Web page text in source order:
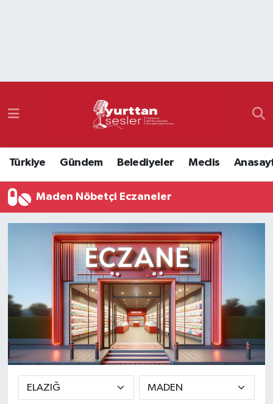
Türkiye Gündem Belediyeler Meclis
Maden Nöbetçi Eczaneler
Namaz Vakitleri
Süper Lig Puan Durumu ve Fikstür
Tüm Manşetler
Son Dakika Haberleri
Haber Arşivi